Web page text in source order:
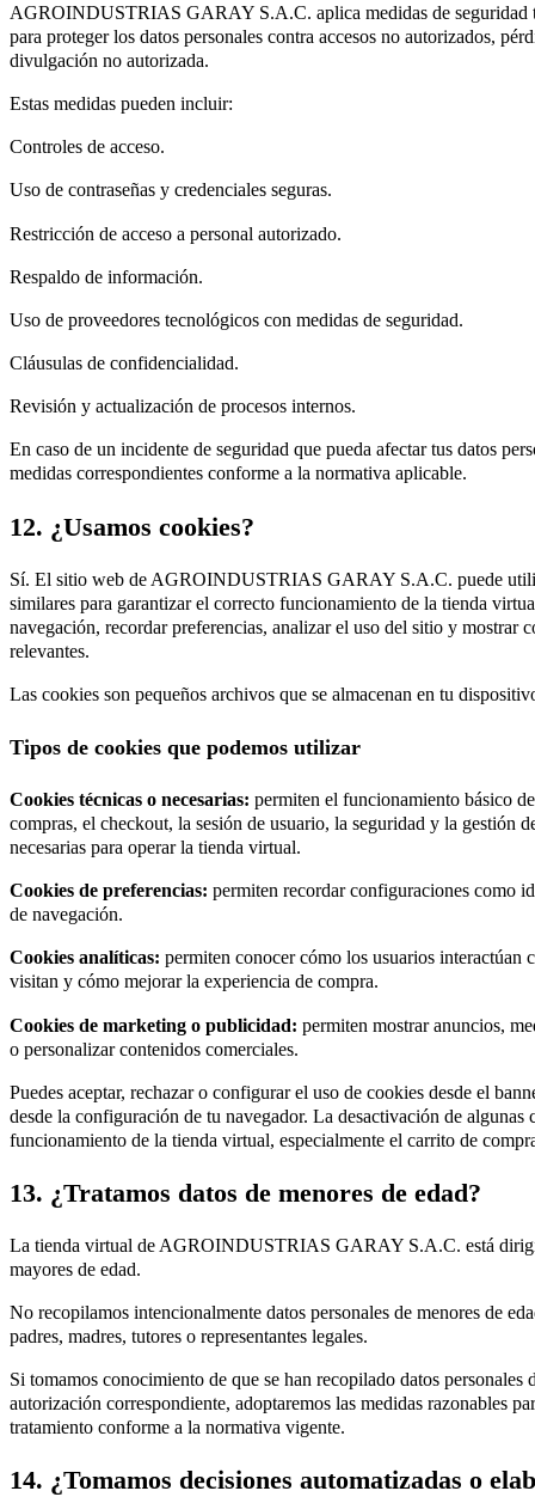
AGROINDUSTRIAS GARAY S.A.C. aplica medidas de seguridad
para proteger los datos personales contra accesos no autorizados,
divulgación no autorizada.
Estas medidas pueden incluir:
Controles de acceso.
Uso de contraseñas y credenciales seguras.
Restricción de acceso a personal autorizado.
Respaldo de información.
Uso de proveedores tecnológicos con medidas de seguridad.
Cláusulas de confidencialidad.
Revisión y actualización de procesos internos.
En caso de un incidente de seguridad que pueda afectar tus datos
medidas correspondientes conforme a la normativa aplicable.
12. ¿Usamos cookies?
Sí. El sitio web de AGROINDUSTRIAS GARAY S.A.C. puede
similares para garantizar el correcto funcionamiento de la tienda
navegación, recordar preferencias, analizar el uso del sitio y mostrar
relevantes.
Las cookies son pequeños archivos que se almacenan en tu
Tipos de cookies que podemos utilizar
Cookies técnicas o necesarias: permiten el funcionamiento básico
compras, el checkout, la sesión de usuario, la seguridad y la gestión
necesarias para operar la tienda virtual.
Cookies de preferencias: permiten recordar configuraciones como
de navegación.
Cookies analíticas: permiten conocer cómo los usuarios interactúan
visitan y cómo mejorar la experiencia de compra.
Cookies de marketing o publicidad: permiten mostrar anuncios,
o personalizar contenidos comerciales.
Puedes aceptar, rechazar o configurar el uso de cookies desde el
desde la configuración de tu navegador. La desactivación de algunas
funcionamiento de la tienda virtual, especialmente el carrito de
13. ¿Tratamos datos de menores de edad?
La tienda virtual de AGROINDUSTRIAS GARAY S.A.C. está
mayores de edad.
No recopilamos intencionalmente datos personales de menores de
padres, madres, tutores o representantes legales.
Si tomamos conocimiento de que se han recopilado datos personales
autorización correspondiente, adoptaremos las medidas razonables
tratamiento conforme a la normativa vigente.
14. ¿Tomamos decisiones automatizadas o